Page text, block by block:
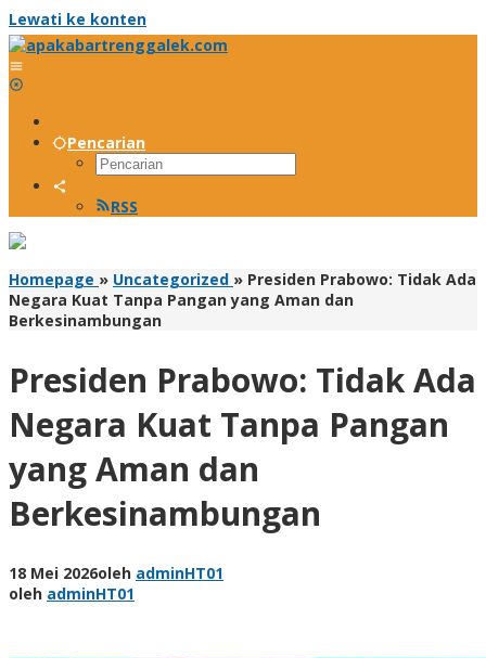
Lewati ke konten
Pencarian
RSS
Homepage » Uncategorized » Presiden Prabowo: Tidak Ada
Negara Kuat Tanpa Pangan yang Aman dan
Berkesinambungan
Presiden Prabowo: Tidak Ada
Negara Kuat Tanpa Pangan
yang Aman dan
Berkesinambungan
18 Mei 2026oleh adminHT01
oleh adminHT01